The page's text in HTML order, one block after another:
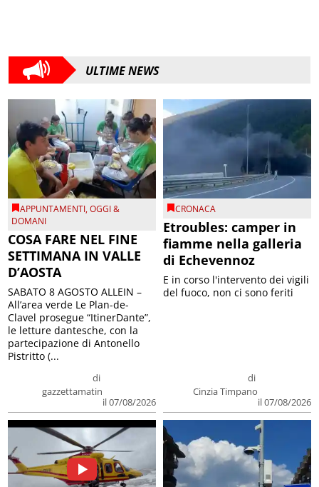
ULTIME NEWS
APPUNTAMENTI,OGGI &
DOMANI
COSA FARE NEL FINE
SETTIMANA IN VALLE
D’AOSTA
di
gazzettamatin
il 07/08/2026
SABATO 8 AGOSTO ALLEIN –
All’area verde Le Plan-de-
Clavel prosegue “ItinerDante”,
le letture dantesche, con la
partecipazione di Antonello
Pistritto (...
CRONACA
Etroubles: camper in
fiamme nella galleria
di Echevennoz
di
Cinzia Timpano
il 07/08/2026
E in corso l'intervento dei vigili
del fuoco, non ci sono feriti